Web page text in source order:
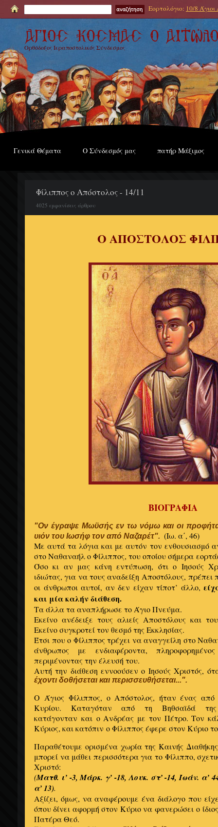
Εορτολόγιο: 10/8
Ορθόδοξος Ιεραποστολικός Σύνδεσμος
Γενικά Θέματα Ο Σύνδεσμός μας πατήρ Μάξιμος
Φίλιππος ο Απόστολος - 14/11
4025 εμφανίσεις άρθρου
Ο ΑΠΟΣΤΟΛΟΣ
ΒΙΟΓΡΑΦΙΑ
"Ον έγραψε Μωϋσής εν τω νόμω και οι
υιόν του Ιωσήφ τον από Ναζαρέτ". (Iω. α΄, 46)
Με αυτά τα λόγια και με αυτόν τον ενθουσιασμό
στο Ναθαναήλ ο Φίλιππος, του οποίου σήμερα
Όσο κι αν μας κάνη εντύπωση, ότι ο Ιησούς
ιδιώτας, για να τους αναδείξη Αποστόλους,
οι άνθρωποι αυτοί, αν δεν είχαν τίποτ’ άλλο,
και μία καλήν διάθεση.
Τα άλλα τα αναπλήρωσε το Άγιο Πνεύμα.
Εκείνο ανέδειξε τους αλιείς Αποστόλους και
Εκείνο συγκροτεί τον θεσμό της Εκκλησίας.
Έτσι που ο Φίλιππος τρέχει να αναγγείλη στο
άνθρωπος με ενδιαφέροντα,
περιμένοντας την έλευσή του.
Αυτή την διάθεση εννοούσεν ο Ιησούς Χριστός,
έχοντι δοθήσεται και περισσευθήσεται...".
Ο Άγιος Φίλιππος, ο Απόστολος, ήταν ένας από
Κυρίου. Καταγόταν από τη Βηθσαϊδά
κατάγονταν και ο Ανδρέας με τον Πέτρο. Τον
Κύριος, και κατόπιν ο Φίλιππος έφερε στον Κύριο
Παραθέτουμε ορισμένα χωρία της Καινής
μπορεί να μάθει περισσότερα για το Φίλιππο,
Χριστό:
(Ματθ. ι’ -3, Μάρκ. γ’ -18, Λουκ. στ’ -14, Ίωάν. α’
α’ 13).
Αξίζει, όμως, να αναφέρουμε ένα διάλογο που
όπου δίνει αφορμή στον Κύριο να φανερώσει ο
Πατέρα Θεό.